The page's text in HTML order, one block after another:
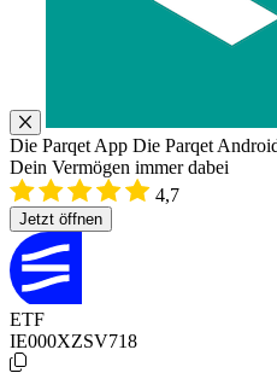
Die Parqet App Die Parqet
Dein Vermögen immer dabei
4,7
Jetzt öffnen
ETF
IE000XZSV718